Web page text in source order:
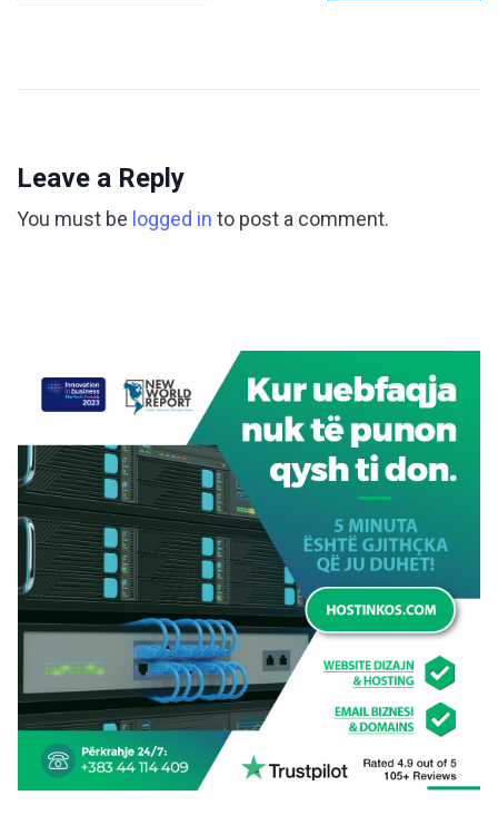
Leave a Reply
You must be logged in to post a comment.